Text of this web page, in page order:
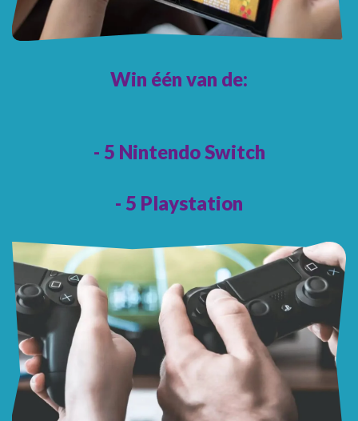
Win één van de:
- 5 Nintendo Switch
- 5 Playstation